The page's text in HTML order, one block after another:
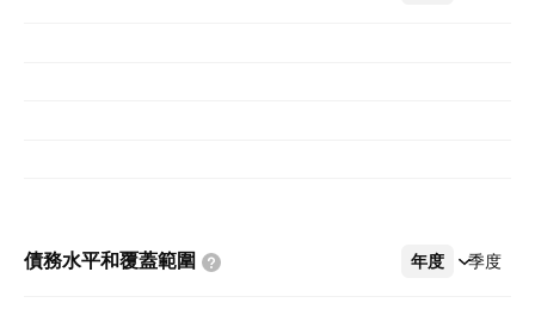
債務水平和覆蓋範圍 年度 季度
更多